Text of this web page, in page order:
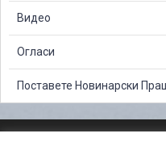
Видео
Огласи
Поставете Новинарски